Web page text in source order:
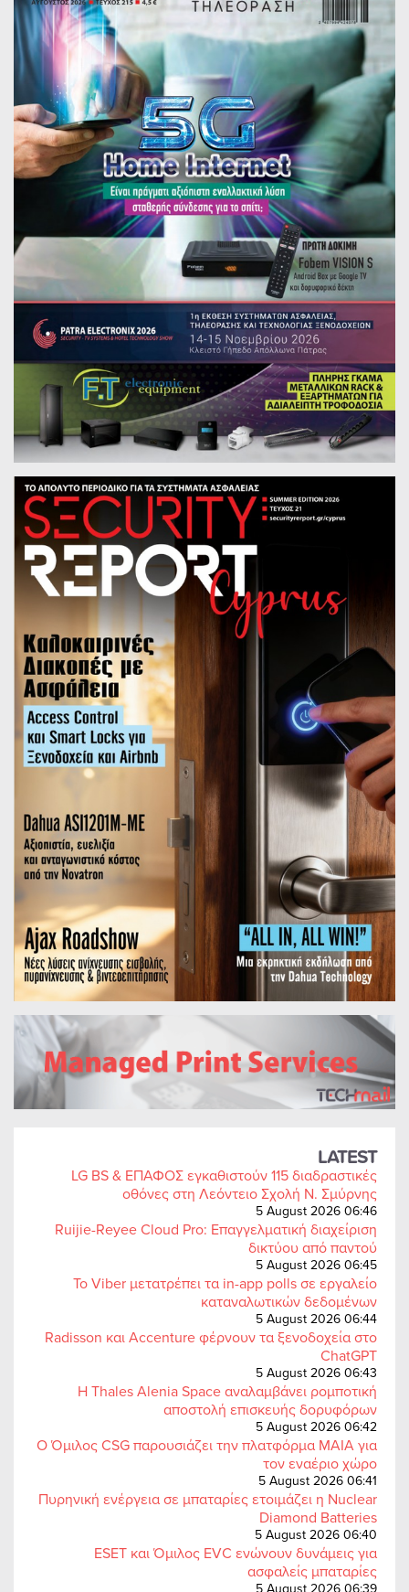
LATEST
LG BS & ΕΠΑΦΟΣ εγκαθιστούν 115 διαδραστικές
οθόνες στη Λεόντειο Σχολή Ν. Σμύρνης
5 August 2026 06:46
Ruijie-Reyee Cloud Pro: Επαγγελματική διαχείριση
δικτύου από παντού
5 August 2026 06:45
Το Viber μετατρέπει τα in-app polls σε εργαλείο
καταναλωτικών δεδομένων
5 August 2026 06:44
Radisson και Accenture φέρνουν τα ξενοδοχεία στο
ChatGPT
5 August 2026 06:43
Η Thales Alenia Space αναλαμβάνει ρομποτική
αποστολή επισκευής δορυφόρων
5 August 2026 06:42
Ο Όμιλος CSG παρουσιάζει την πλατφόρμα MAIA για
τον εναέριο χώρο
5 August 2026 06:41
Πυρηνική ενέργεια σε μπαταρίες ετοιμάζει η Nuclear
Diamond Batteries
5 August 2026 06:40
ESET και Όμιλος EVC ενώνουν δυνάμεις για
ασφαλείς μπαταρίες